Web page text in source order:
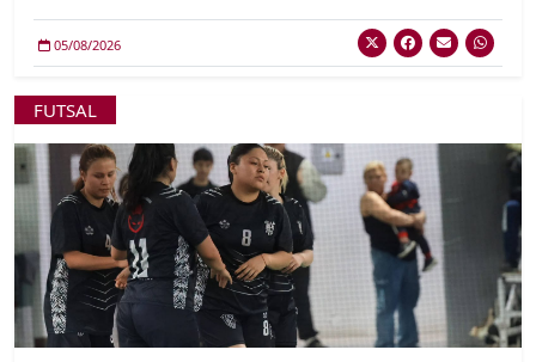
05/08/2026
FUTSAL